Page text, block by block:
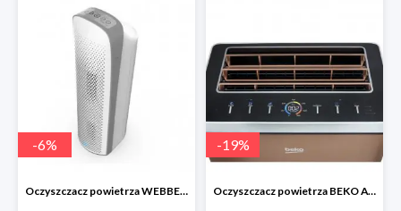
-6%
Oczyszczacz powietrza WEBBER AP8600 -30zł
-19%
Oczyszczacz powietrza BEKO ATP8100 -300zł